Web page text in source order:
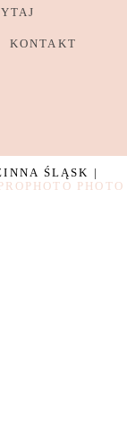
KONTAKT
ŚLĄSK |
PHOTO